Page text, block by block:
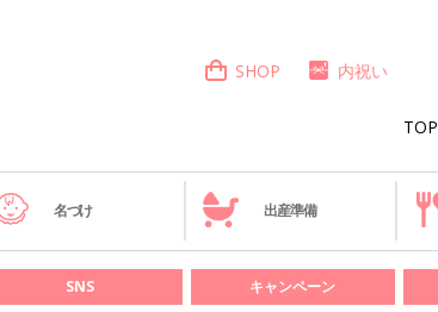
TOP
SHOP 内祝い
名づけ 出産準備
SNS キャンペーン